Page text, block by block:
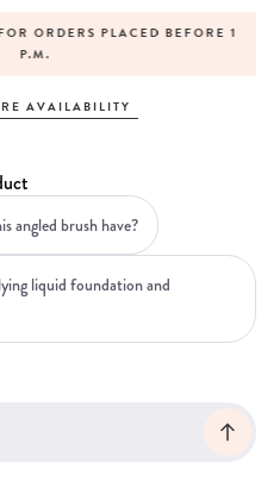
ORDERS PLACED BEFORE 1
P.M.
AVAILABILITY
angled brush have?
liquid foundation and